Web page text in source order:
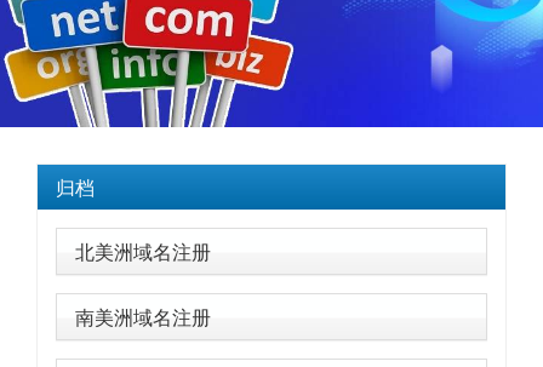
归档
北美洲域名注册
南美洲域名注册